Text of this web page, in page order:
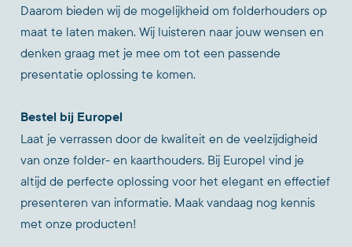
Daarom bieden wij de mogelijkheid om folderhouders op
maat te laten maken. Wij luisteren naar jouw wensen en
denken graag met je mee om tot een passende
presentatie oplossing te komen.
Bestel bij Europel
Laat je verrassen door de kwaliteit en de veelzijdigheid
van onze folder- en kaarthouders. Bij Europel vind je
altijd de perfecte oplossing voor het elegant en effectief
presenteren van informatie. Maak vandaag nog kennis
met onze producten!